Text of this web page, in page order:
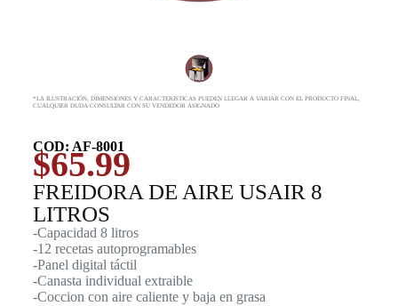
*LA ILUSTRACIÓN, DIMENSIONES Y CARACTERISTICAS PUEDEN LLEGAR A VARIAR CON EL PRODUCTO FINAL,
CUALQUIER DUDA CONSULTAR CON SU VENDEDOR ASIGNADO
COD: AF-8001
$65.99
FREIDORA DE AIRE USAIR 8
LITROS
-Capacidad 8 litros
-12 recetas autoprogramables
-Panel digital táctil
-Canasta individual extraible
-Coccion con aire caliente y baja en grasa